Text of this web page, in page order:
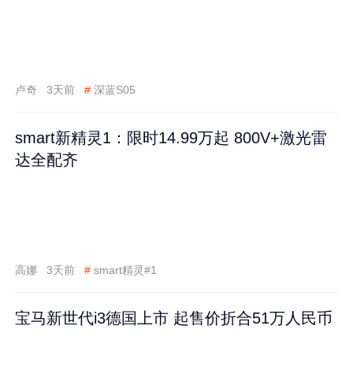
卢奇 3天前 # 深蓝S05
smart新精灵1：限时14.99万起 800V+激光雷
达全配齐
高娜 3天前 # smart精灵#1
宝马新世代i3德国上市 起售价折合51万人民币